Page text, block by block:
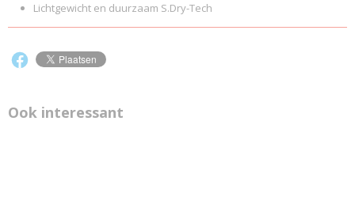
Lichtgewicht en duurzaam S.Dry-Tech
Ook interessant